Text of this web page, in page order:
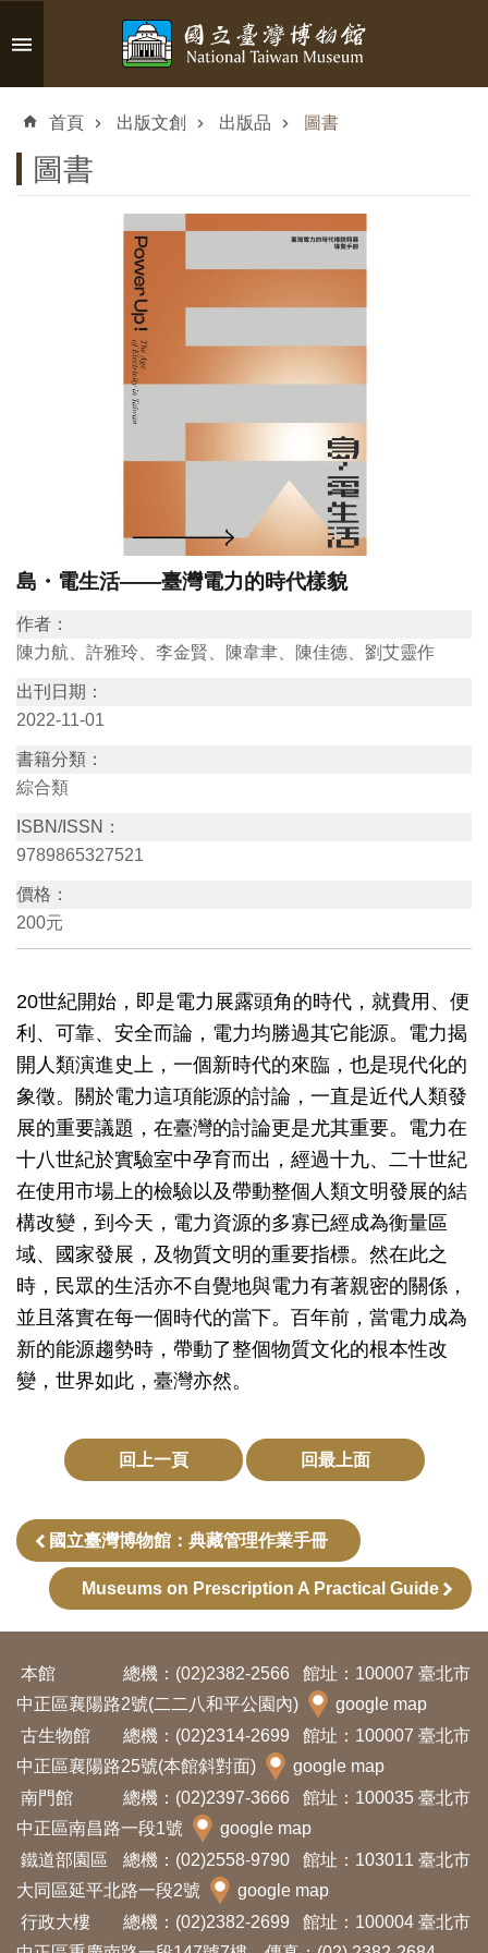
跳到主要內容區塊
搜
展
覽
資
訊
教
育
動
出
創
典
藏
研
究
便
民
服
務
政
訊
權
與
資
訊
安
全
宣
告
首頁 出版文創 出版品 圖書
圖書
島・電生活——臺灣電力的時代樣貌
作者：
陳力航、許雅玲、李金賢、陳韋聿、陳佳德、劉艾靈作
出刊日期：
2022-11-01
書籍分類：
綜合類
ISBN/ISSN：
9789865327521
價格：
200元
20世紀開始，即是電力展露頭角的時代，就費用、便
利、可靠、安全而論，電力均勝過其它能源。電力揭
開人類演進史上，一個新時代的來臨，也是現代化的
象徵。關於電力這項能源的討論，一直是近代人類發
展的重要議題，在臺灣的討論更是尤其重要。電力在
十八世紀於實驗室中孕育而出，經過十九、二十世紀
在使用市場上的檢驗以及帶動整個人類文明發展的結
構改變，到今天，電力資源的多寡已經成為衡量區
域、國家發展，及物質文明的重要指標。然在此之
時，民眾的生活亦不自覺地與電力有著親密的關係，
並且落實在每一個時代的當下。百年前，當電力成為
新的能源趨勢時，帶動了整個物質文化的根本性改
變，世界如此，臺灣亦然。
回上一頁 回最上面
國立臺灣博物館：典藏管理作業手冊
Museums on Prescription A Practical Guide
本館 總機：(02)2382-2566
館址：100007 臺北市
中正區襄陽路2號(二二八和平公園內)
google map
古生物館
總機：(02)2314-2699
館址：100007 臺北市
中正區襄陽路25號(本館斜對面)
google map
南門館
總機：(02)2397-3666
館址：100035 臺北市
中正區南昌路一段1號
google map
鐵道部園區
總機：(02)2558-9790
館址：103011 臺北市
大同區延平北路一段2號
google map
行政大樓
總機：(02)2382-2699
館址：100004 臺北市